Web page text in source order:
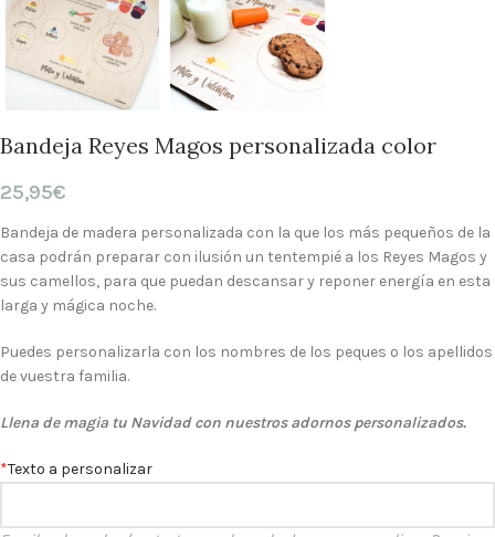
Bandeja Reyes Magos personalizada color
25,95€
Bandeja de madera personalizada con la que los más pequeños de la
casa podrán preparar con ilusión un tentempié a los Reyes Magos y
sus camellos, para que puedan descansar y reponer energía en esta
larga y mágica noche.
Puedes personalizarla con los nombres de los peques o los apellidos
de vuestra familia.
Llena de magia tu Navidad con nuestros adornos personalizados.
*Texto a personalizar